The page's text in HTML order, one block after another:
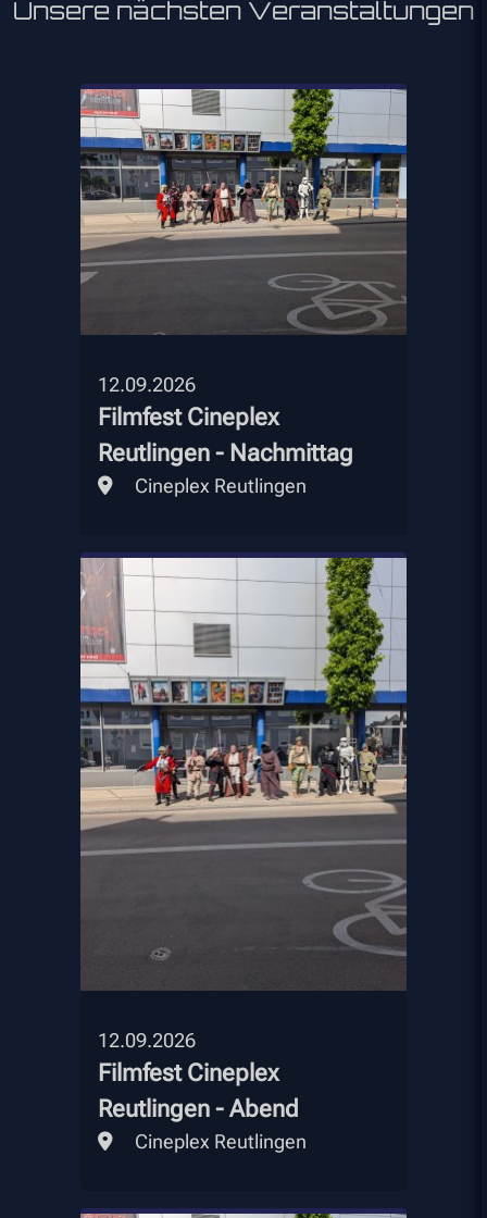
Unsere nächsten Veranstaltungen
12.09.2026
Filmfest Cineplex
Reutlingen - Nachmittag
Cineplex Reutlingen
12.09.2026
Filmfest Cineplex
Reutlingen - Abend
Cineplex Reutlingen